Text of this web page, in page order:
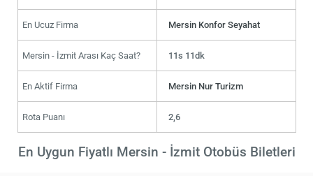
En Ucuz Firma Mersin Konfor Seyahat
Mersin - İzmit Arası Kaç Saat? 11s 11dk
En Aktif Firma Mersin Nur Turizm
Rota Puanı 2,6
En Uygun Fiyatlı Mersin - İzmit Otobüs Biletleri